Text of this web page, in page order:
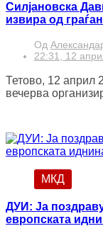
Силјановска
извира од
Од
22:31, 12
Тетово, 12
вечерва
МКД
ДУИ: Ја
европската